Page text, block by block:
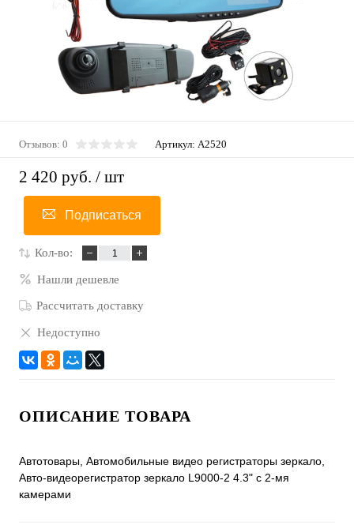
Отзывов: 0 Артикул: A2520
2 420 руб. / шт
Подписаться
Кол-во:
Нашли дешевле
Рассчитать доставку
Недоступно
ОПИСАНИЕ ТОВАРА
Автотовары, Автомобильные видео регистраторы зеркало,
Авто-видеорегистратор зеркало L9000-2 4.3" с 2-мя
камерами